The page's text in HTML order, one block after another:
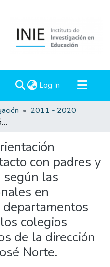
Log In (current)
2011 - 2020
Necesidades de orientación derivadas del contacto con padres y madres de familia según las personas profesionales en orientación de los departamentos de orientación de los colegios académicos diurnos de la dirección Regional de San José Norte.
con padres y
según las
en
colegios
de la dirección
Norte.